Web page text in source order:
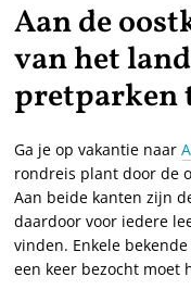
Aan de
van het
pretparken
Ga je op vakantie naar
rondreis plant door de
Aan beide kanten zijn
daardoor voor iedere
vinden. Enkele
een keer bezocht moet